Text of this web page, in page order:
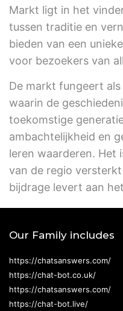
Markt ligt in het
tussen traditie en
bieden van een
voor bezoekers van
De markt fungeert
waarin de
toekomstige
ambachtelijkheid en
leren waarderen. Het
van de regio
bijdrage levert aan
Our Family includes
https://chatsanswers.com/
https://chat-bot.co.uk/
https://chatsanswers.com/
https://chat-bot.live/